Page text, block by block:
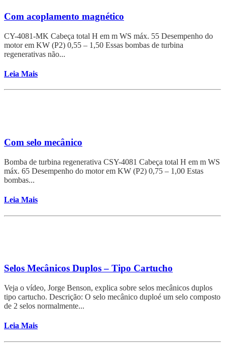
Com acoplamento magnético
CY-4081-MK Cabeça total H em m WS máx. 55 Desempenho do
motor em KW (P2) 0,55 – 1,50 Essas bombas de turbina
regenerativas não...
Leia Mais
Com selo mecânico​
Bomba de turbina regenerativa CSY-4081 Cabeça total H em m WS
máx. 65 Desempenho do motor em KW (P2) 0,75 – 1,00 Estas
bombas...
Leia Mais
Selos Mecânicos Duplos – Tipo Cartucho
Veja o vídeo, Jorge Benson, explica sobre selos mecânicos duplos
tipo cartucho. Descrição: O selo mecânico duploé um selo composto
de 2 selos normalmente...
Leia Mais